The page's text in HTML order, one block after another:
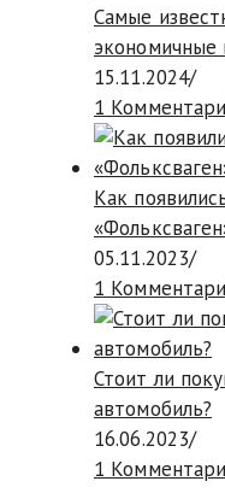
Самые
экономичные
15.11.2024/
1
Как
05.11.2023/
1
Стоит ли
автомобиль?
16.06.2023/
1